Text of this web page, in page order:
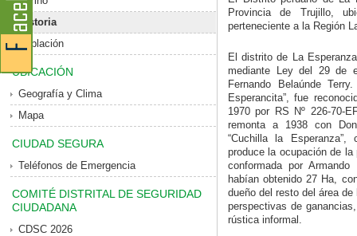
Historia
Población
UBICACIÓN
Geografía y Clima
Mapa
CIUDAD SEGURA
Teléfonos de Emergencia
COMITÉ DISTRITAL DE SEGURIDAD
CIUDADANA
CDSC 2026
Provincia de Trujillo,
perteneciente a la Región
El distrito de La
mediante Ley del 29 de
Fernando Belaúnde
Esperancita”, fue
1970 por RS Nº 226-70-
remonta a 1938 con
“Cuchilla la
produce la ocupación de
conformada por
habían obtenido 27 Ha,
dueño del resto del área
perspectivas de
rústica informal.